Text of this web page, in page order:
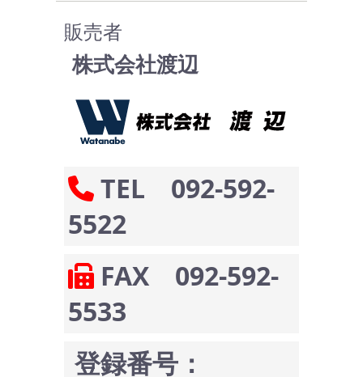
販売者
株式会社渡辺
TEL 092-592-
5522
FAX 092-592-
5533
登録番号：